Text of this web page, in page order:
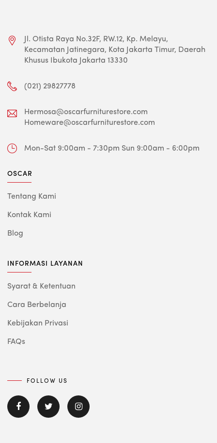
Jl. Otista Raya No.32F, RW.12, Kp. Melayu,
Kecamatan Jatinegara, Kota Jakarta Timur, Daerah
Khusus Ibukota Jakarta 13330
(021) 29827778
Hermosa@oscarfurniturestore.com
Homeware@oscarfurniturestore.com
Mon-Sat 9:00am - 7:30pm Sun 9:00am - 6:00pm
OSCAR
Tentang Kami
Kontak Kami
Blog
INFORMASI LAYANAN
Syarat & Ketentuan
Cara Berbelanja
Kebijakan Privasi
FAQs
FOLLOW US